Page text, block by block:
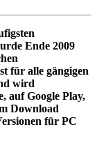
Ende 2009
für alle gängigen
wird
auf Google Play,
Download
für PC